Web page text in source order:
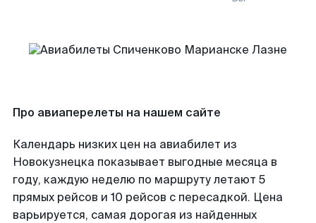
Про авиаперелеты на нашем сайте
Календарь низких цен на авиабилет из
Новокузнецка показывает выгодные месяца в
году, каждую неделю по маршруту летают 5
прямых рейсов и 10 рейсов с пересадкой. Цена
варьируется, самая дорогая из найденных